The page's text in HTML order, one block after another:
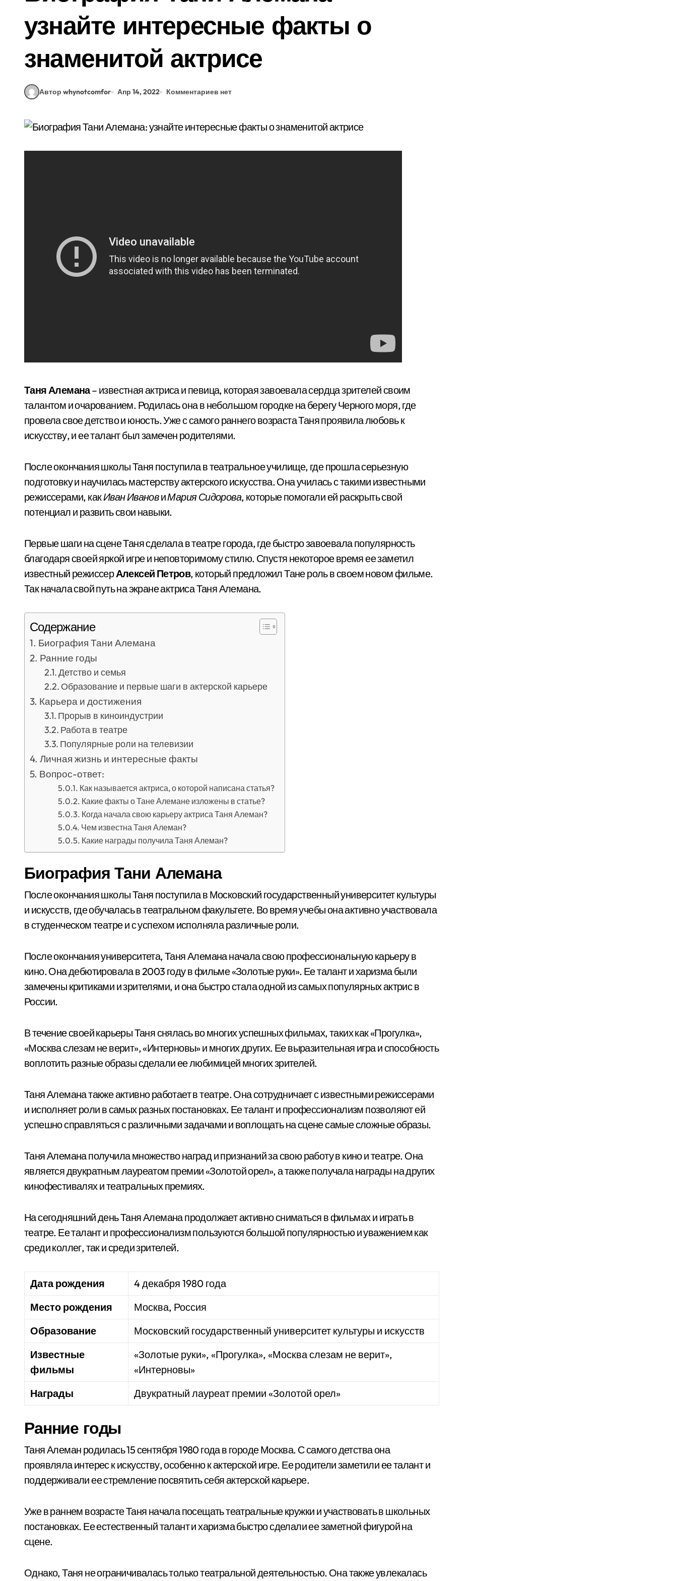
узнайте интересные факты о
знаменитой актрисе
Автор whynotcomfor Апр 14, 2022 Комментариев нет
Таня Алемана– известная актриса и певица, которая завоевала сердца зрителей своим
талантом и очарованием. Родилась она в небольшом городке на берегу Черного моря, где
провела свое детство и юность. Уже с самого раннего возраста Таня проявила любовь к
искусству, и ее талант был замечен родителями.
После окончания школы Таня поступила в театральное училище, где прошла серьезную
подготовку и научилась мастерству актерского искусства. Она училась с такими известными
режиссерами, какИван ИвановиМария Сидорова, которые помогали ей раскрыть свой
потенциал и развить свои навыки.
Первые шаги на сцене Таня сделала в театре города, где быстро завоевала популярность
благодаря своей яркой игре и неповторимому стилю. Спустя некоторое время ее заметил
известный режиссерАлексей Петров, который предложил Тане роль в своем новом фильме.
Так начала свой путь на экране актриса Таня Алемана.
Содержание
Биография Тани Алемана
Ранние годы
Детство и семья
Образование и первые шаги в актерской карьере
Карьера и достижения
Прорыв в киноиндустрии
Работа в театре
Популярные роли на телевизии
Личная жизнь и интересные факты
Вопрос-ответ:
Как называется актриса, о которой написана статья?
Какие факты о Тане Алемане изложены в статье?
Когда начала свою карьеру актриса Таня Алеман?
Чем известна Таня Алеман?
Какие награды получила Таня Алеман?
Биография Тани Алемана
После окончания школы Таня поступила в Московский государственный университет культуры
и искусств, где обучалась в театральном факультете. Во время учебы она активно участвовала
в студенческом театре и с успехом исполняла различные роли.
После окончания университета, Таня Алемана начала свою профессиональную карьеру в
кино. Она дебютировала в 2003 году в фильме «Золотые руки». Ее талант и харизма были
замечены критиками и зрителями, и она быстро стала одной из самых популярных актрис в
России.
В течение своей карьеры Таня снялась во многих успешных фильмах, таких как «Прогулка»,
«Москва слезам не верит», «Интерновы» и многих других. Ее выразительная игра и способность
воплотить разные образы сделали ее любимицей многих зрителей.
Таня Алемана также активно работает в театре. Она сотрудничает с известными режиссерами
и исполняет роли в самых разных постановках. Ее талант и профессионализм позволяют ей
успешно справляться с различными задачами и воплощать на сцене самые сложные образы.
Таня Алемана получила множество наград и признаний за свою работу в кино и театре. Она
является двукратным лауреатом премии «Золотой орел», а также получала награды на других
кинофестивалях и театральных премиях.
На сегодняшний день Таня Алемана продолжает активно сниматься в фильмах и играть в
театре. Ее талант и профессионализм пользуются большой популярностью и уважением как
среди коллег, так и среди зрителей.
Дата рождения
4 декабря 1980 года
Место рождения
Москва, Россия
Образование
Московский государственный университет культуры и искусств
Известные
фильмы
«Золотые руки», «Прогулка», «Москва слезам не верит»,
«Интерновы»
Награды
Двукратный лауреат премии «Золотой орел»
Ранние годы
Таня Алеман родилась 15 сентября 1980 года в городе Москва. С самого детства она
проявляла интерес к искусству, особенно к актерской игре. Ее родители заметили ее талант и
поддерживали ее стремление посвятить себя актерской карьере.
Уже в раннем возрасте Таня начала посещать театральные кружки и участвовать в школьных
постановках. Ее естественный талант и харизма быстро сделали ее заметной фигурой на
сцене.
Однако, Таня не ограничивалась только театральной деятельностью. Она также увлекалась